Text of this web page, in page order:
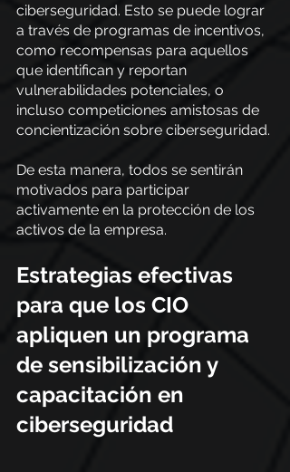
ciberseguridad. Esto se puede lograr
a través de programas de incentivos,
como recompensas para aquellos
que identifican y reportan
vulnerabilidades potenciales, o
incluso competiciones amistosas de
concientización sobre ciberseguridad.
De esta manera, todos se sentirán
motivados para participar
activamente en la protección de los
activos de la empresa.
Estrategias efectivas
para que los CIO
apliquen un programa
de sensibilización y
capacitación en
ciberseguridad